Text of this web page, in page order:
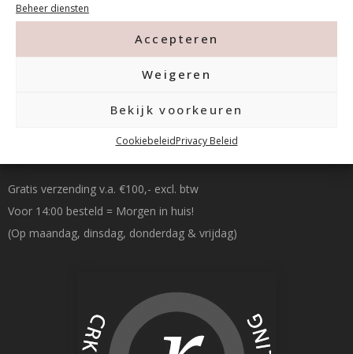
Beheer diensten
Accepteren
Weigeren
Bekijk voorkeuren
CookiebeleidPrivacy Beleid
info@mfacademy.nl
Betalen & Verzenden
Gratis verzending v.a. €100,- excl. btw
Voor 14:00 besteld = Morgen in huis!
(Op maandag, dinsdag, donderdag & vrijdag)